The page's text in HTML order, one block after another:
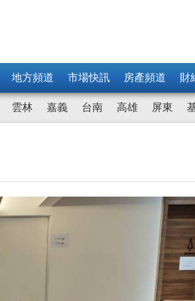
地方頻道 市場快訊 房產頻道 財
雲林 嘉義 台南 高雄 屏東